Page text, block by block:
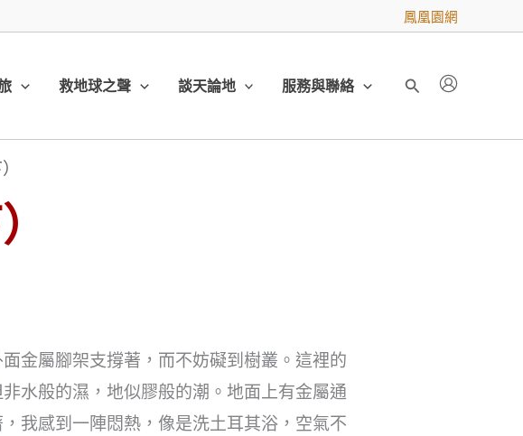
鳳凰園網
救地球之聲 談天論地 服務與聯絡
搜
金屬腳架支撐著，而不妨礙到樹叢。這裡的
水般的濕，地似膠般的潮。地面上有金屬通
我感到一陣悶熱，像是洗土耳其浴，空氣不